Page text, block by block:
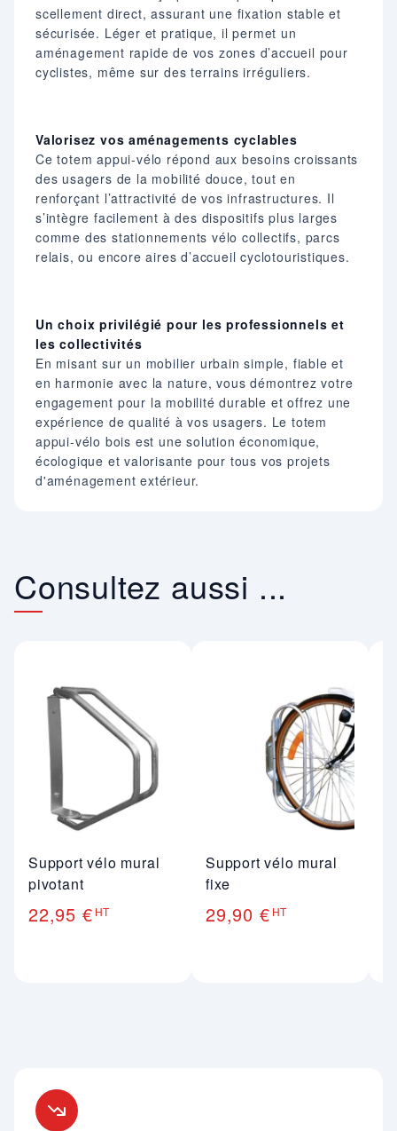
scellement direct, assurant une fixation stable et
sécurisée. Léger et pratique, il permet un
aménagement rapide de vos zones d’accueil pour
cyclistes, même sur des terrains irréguliers.
Valorisez vos aménagements cyclables
Ce totem appui-vélo répond aux besoins croissants
des usagers de la mobilité douce, tout en
renforçant l’attractivité de vos infrastructures. Il
s’intègre facilement à des dispositifs plus larges
comme des stationnements vélo collectifs, parcs
relais, ou encore aires d’accueil cyclotouristiques.
Un choix privilégié pour les professionnels et
les collectivités
En misant sur un mobilier urbain simple, fiable et
en harmonie avec la nature, vous démontrez votre
engagement pour la mobilité durable et offrez une
expérience de qualité à vos usagers. Le totem
appui-vélo bois est une solution économique,
écologique et valorisante pour tous vos projets
d'aménagement extérieur.
Consultez aussi ...
Support vélo mural
pivotant
22,95 € HT
Support vélo mural
fixe
29,90 € HT